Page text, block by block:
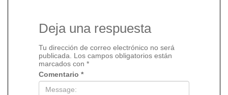
Deja una respuesta
Tu dirección de correo electrónico no será
publicada.
Los campos obligatorios están
marcados con *
Comentario *